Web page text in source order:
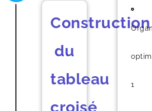
Construction
du
tableau
croisé
1